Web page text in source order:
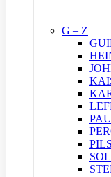
G – Z
SOL